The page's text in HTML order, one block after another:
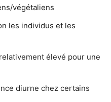
végétaliens
les individus et les
élevé pour une
diurne chez certains